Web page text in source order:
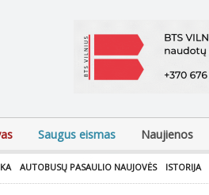
Saugus eismas Naujienos
AUTOBUSŲ PASAULIO NAUJOVĖS ISTORIJA